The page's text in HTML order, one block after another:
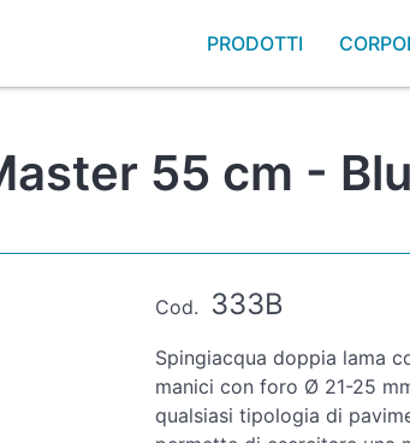
PRODOTTI
55 cm -
Cod. 333B
Spingiacqua doppia lama
manici con foro Ø 21-25
qualsiasi tipologia di